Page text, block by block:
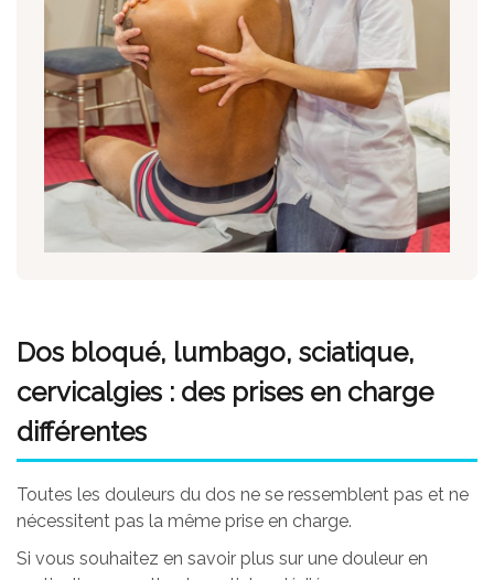
Dos bloqué, lumbago, sciatique,
cervicalgies : des prises en charge
différentes
Toutes les douleurs du dos ne se ressemblent pas et ne
nécessitent pas la même prise en charge.
Si vous souhaitez en savoir plus sur une douleur en